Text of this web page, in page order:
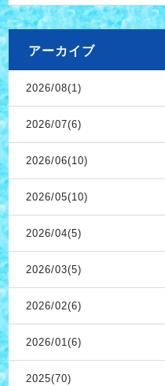
アーカイブ
2026/08(1)
2026/07(6)
2026/06(10)
2026/05(10)
2026/04(5)
2026/03(5)
2026/02(6)
2026/01(6)
2025(70)